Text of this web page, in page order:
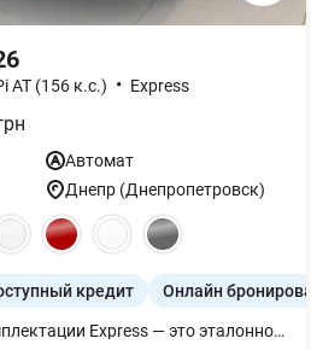
AT (156 к.с.) • Express
Автомат
Днепр (Днепропетровск)
кредит Онлайн
Hyundai Tucson 2025 в комплектации Express — это эталонное воплощение надежности и рациональности, созданное для тех, кто ценит проверенные временем решения в ультрасовременном дизайне. Главная ценность этой модели заключается в использовании классического 2,0-литрового атмосферного двигателя MPi и традиционного «автомата», что гарантирует владельцу высокий ресурс агрегатов, неприхотливость к топливу и прогнозируемо низкие затраты на обслуживание. Выбирая версию Express, вы инвестируете в комфорт без излишеств: просторный салон с прогрессивной эргономикой, полный набор систем пассивной и активной безопасности, а также высокий клиренс обеспечивают уверенность в любых дорожных ситуациях. Это стратегически выгодный выбор для семьи или бизнеса, который сочетает статусность популярного кроссовера с одной из лучших на рынке ликвидностью и легендарной гарантийной поддержкой бренда Hyundai.